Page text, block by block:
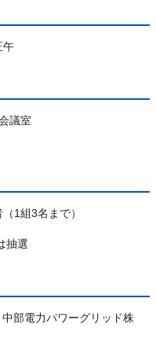
午
議室
1組3名まで）
抽選
部電力パワーグリッド株